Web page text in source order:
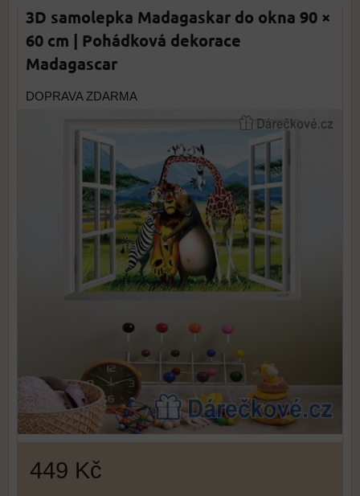
3D samolepka Madagaskar do okna 90 ×
60 cm | Pohádková dekorace
Madagascar
DOPRAVA ZDARMA
449 Kč